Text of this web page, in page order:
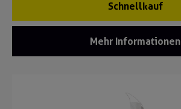
Schnellkauf
Mehr Informationen